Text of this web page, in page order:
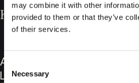
may combine it with other
provided to them or that they’ve
of their services.
Consent
Selection
Necessary
Kontakta Fylgias styrelse
Anneli
Lönnborg